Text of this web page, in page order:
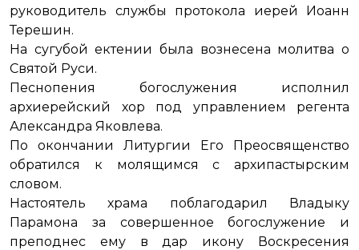
руководитель службы протокола иерей Иоанн
Терешин.
На сугубой ектении была вознесена молитва о
Святой Руси.
Песнопения богослужения исполнил
архиерейский хор под управлением регента
Александра Яковлева.
По окончании Литургии Его Преосвященство
обратился к молящимся с архипастырским
словом.
Настоятель храма поблагодарил Владыку
Парамона за совершенное богослужение и
преподнес ему в дар икону Воскресения